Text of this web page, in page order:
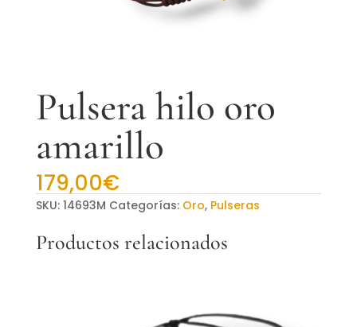
Pulsera hilo oro
amarillo
179,00€
SKU: 14693M Categorías: Oro, Pulseras
Productos relacionados